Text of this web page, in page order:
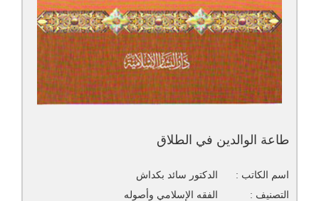
طاعة الوالدين في الطلاق
اسم الكاتب :
الدكتور سائد بكداش
التصنيف :
الفقه الإسلامي وأصوله